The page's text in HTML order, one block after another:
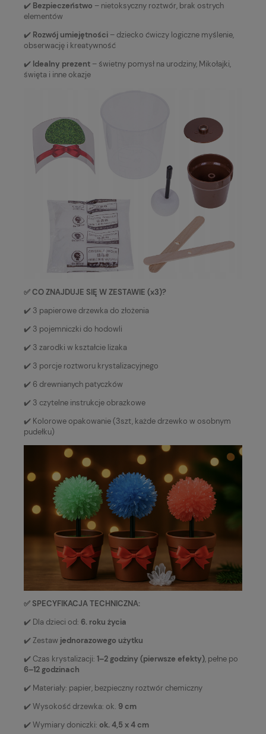
✔️ Bezpieczeństwo – nietoksyczny roztwór, brak ostrych
elementów
✔️ Rozwój umiejętności – dziecko ćwiczy logiczne myślenie,
obserwację i kreatywność
✔️ Idealny prezent – świetny pomysł na urodziny, Mikołajki,
święta i inne okazje
✅ CO ZNAJDUJE SIĘ W ZESTAWIE (x3)?
✔️ 3 papierowe drzewka do złożenia
✔️ 3 pojemniczki do hodowli
✔️ 3 zarodki w kształcie lizaka
✔️ 3 porcje roztworu krystalizacyjnego
✔️ 6 drewnianych patyczków
✔️ 3 czytelne instrukcje obrazkowe
✔️ Kolorowe opakowanie (3szt, każde drzewko w osobnym
pudełku)
✅ SPECYFIKACJA TECHNICZNA:
✔️ Dla dzieci od: 6. roku życia
✔️ Zestaw jednorazowego użytku
✔️ Czas krystalizacji: 1–2 godziny (pierwsze efekty), pełne po
6–12 godzinach
✔️ Materiały: papier, bezpieczny roztwór chemiczny
✔️ Wysokość drzewka: ok. 9 cm
✔️ Wymiary doniczki: ok. 4,5 x 4 cm